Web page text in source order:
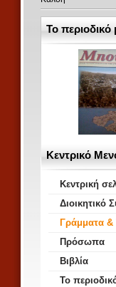
Το περιοδικό
Κεντρικό
Κεντρική
Διοικητικό
Γράμματα &
Πρόσωπα
Βιβλία
Το